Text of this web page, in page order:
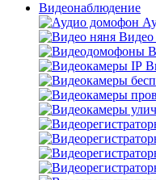
Видеонаблюдение
Видео